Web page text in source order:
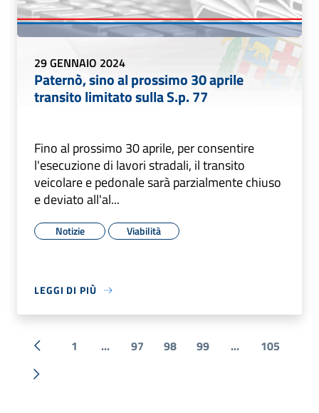
29 GENNAIO 2024
Paternò, sino al prossimo 30 aprile
transito limitato sulla S.p. 77
Fino al prossimo 30 aprile, per consentire
l'esecuzione di lavori stradali, il transito
veicolare e pedonale sarà parzialmente chiuso
e deviato all'al...
Notizie Viabilità
LEGGI DI PIÙ
« Precedente
1 ... 97 98 99 ... 105
Successiva »